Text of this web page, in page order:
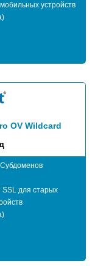
устройств
OV Wildcard
SSL для старых